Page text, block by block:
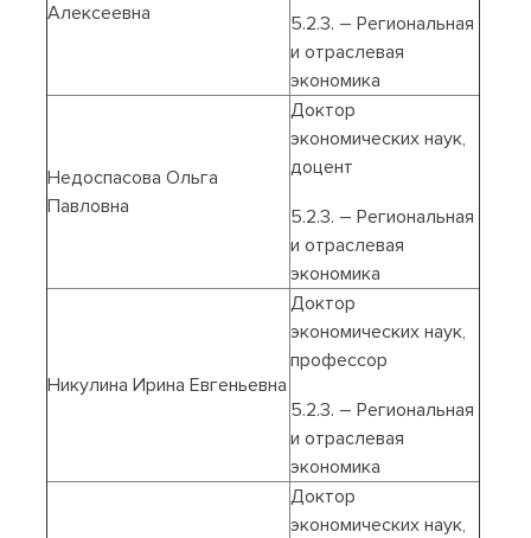
Алексеевна
5.2.3. – Региональная
и отраслевая
экономика
Недоспасова Ольга
Павловна
Доктор
экономических наук,
доцент
5.2.3. – Региональная
и отраслевая
экономика
Никулина Ирина Евгеньевна
Доктор
экономических наук,
профессор
5.2.3. – Региональная
и отраслевая
экономика
Доктор
экономических наук,